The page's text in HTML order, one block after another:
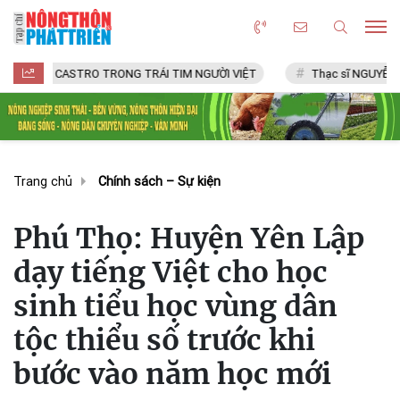
CASTRO TRONG TRÁI TIM NGƯỜI VIỆT Thạc sĩ NGUYỄN VĂN CHÍ
Trang chủ Chính sách – Sự kiện
Phú Thọ: Huyện Yên Lập
dạy tiếng Việt cho học
sinh tiểu học vùng dân
tộc thiểu số trước khi
bước vào năm học mới